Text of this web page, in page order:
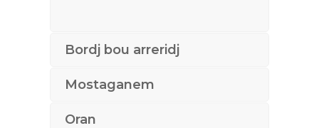
Bordj bou arreridj
Mostaganem
Oran